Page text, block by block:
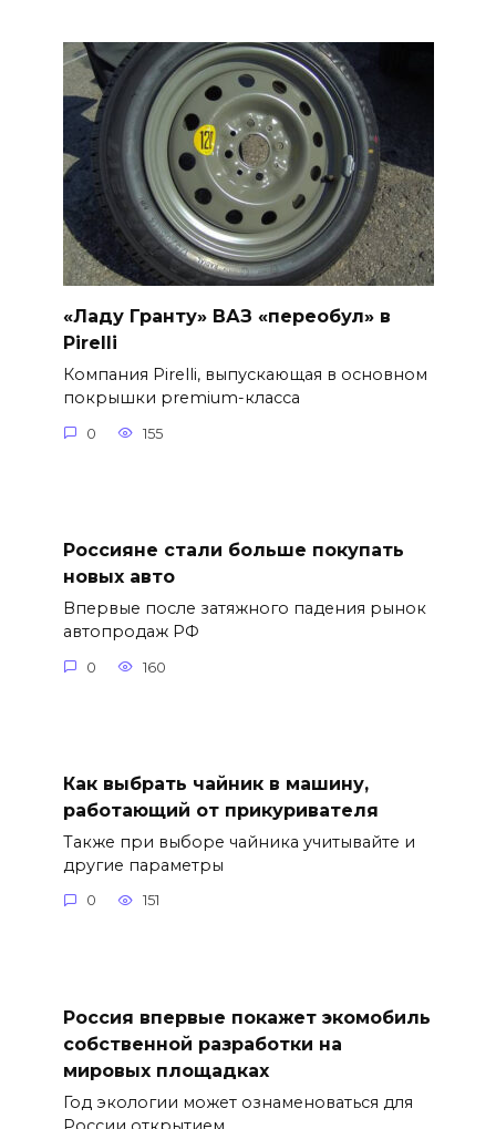
«Ладу Гранту» ВАЗ «переобул» в
Pirelli
Компания Pirelli, выпускающая в основном
покрышки premium-класса
0 155
Россияне стали больше покупать
новых авто
Впервые после затяжного падения рынок
автопродаж РФ
0 160
Как выбрать чайник в машину,
работающий от прикуривателя
Также при выборе чайника учитывайте и
другие параметры
0 151
Россия впервые покажет экомобиль
собственной разработки на
мировых площадках
Год экологии может ознаменоваться для